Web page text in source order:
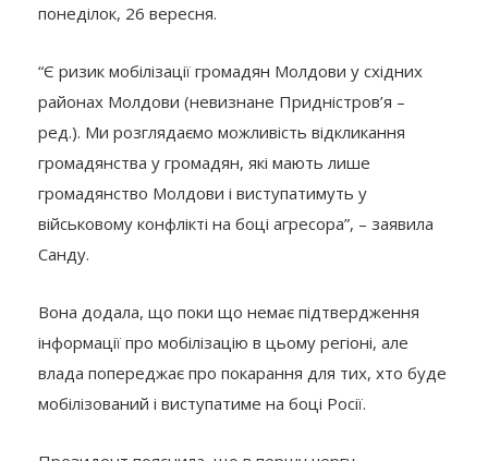
понеділок, 26 вересня.
“Є ризик мобілізації громадян Молдови у східних
районах Молдови (невизнане Придністров’я –
ред.). Ми розглядаємо можливість відкликання
громадянства у громадян, які мають лише
громадянство Молдови і виступатимуть у
військовому конфлікті на боці агресора”, – заявила
Санду.
Вона додала, що поки що немає підтвердження
інформації про мобілізацію в цьому регіоні, але
влада попереджає про покарання для тих, хто буде
мобілізований і виступатиме на боці Росії.